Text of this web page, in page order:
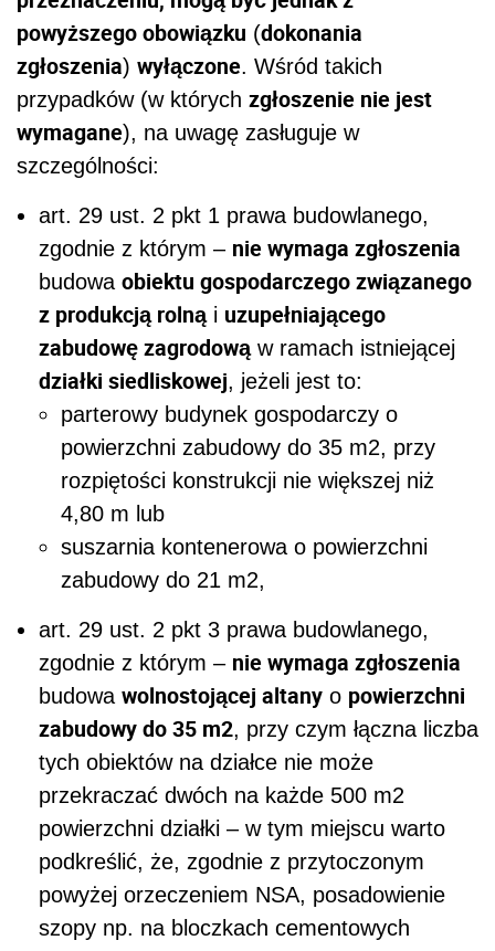
powyższego obowiązku (dokonania
zgłoszenia) wyłączone. Wśród takich
przypadków (w których zgłoszenie nie jest
wymagane), na uwagę zasługuje w
szczególności:
art. 29 ust. 2 pkt 1 prawa budowlanego,
zgodnie z którym – nie wymaga zgłoszenia
budowa obiektu gospodarczego związanego
z produkcją rolnąi uzupełniającego
zabudowę zagrodowąw ramach istniejącej
działki siedliskowej, jeżeli jest to:
parterowy budynek gospodarczy o
powierzchni zabudowy do 35 m2, przy
rozpiętości konstrukcji nie większej niż
4,80 m lub
suszarnia kontenerowa o powierzchni
zabudowy do 21 m2,
art. 29 ust. 2 pkt 3 prawa budowlanego,
zgodnie z którym – nie wymaga zgłoszenia
budowa wolnostojącej altany o powierzchni
zabudowy do 35 m2, przy czym łączna liczba
tych obiektów na działce nie może
przekraczać dwóch na każde 500 m2
powierzchni działki – w tym miejscu warto
podkreślić, że, zgodnie z przytoczonym
powyżej orzeczeniem NSA, posadowienie
szopy np. na bloczkach cementowych